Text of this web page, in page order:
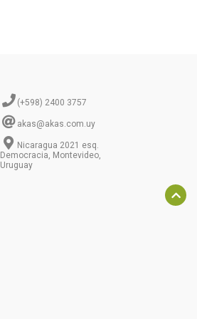
(+598) 2400 3757
akas@akas.com.uy
Nicaragua 2021 esq.
Democracia, Montevideo,
Uruguay